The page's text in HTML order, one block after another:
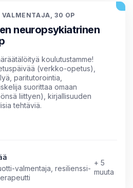
VALMENTAJA, 30 OP
neuropsykiatrinen
koulutustamme!
(verkko-opetus),
paritutorointia,
suorittaa omaan
liittyen), kirjallisuuden
tehtäviä.
valmentaja, resilienssi-
+ 5
muuta